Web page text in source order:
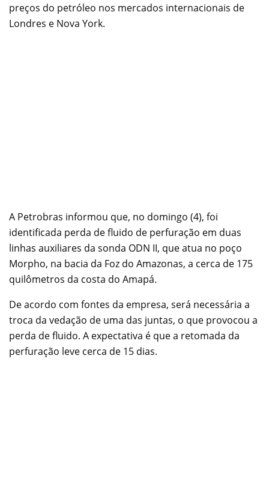
preços do petróleo nos mercados internacionais de
Londres e Nova York.
A Petrobras informou que, no domingo (4), foi
identificada perda de fluido de perfuração em duas
linhas auxiliares da sonda ODN II, que atua no poço
Morpho, na bacia da Foz do Amazonas, a cerca de 175
quilômetros da costa do Amapá.
De acordo com fontes da empresa, será necessária a
troca da vedação de uma das juntas, o que provocou a
perda de fluido. A expectativa é que a retomada da
perfuração leve cerca de 15 dias.